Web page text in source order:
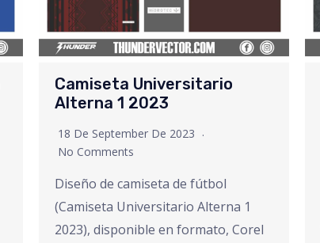
Camiseta Universitario
Alterna 1 2023
18 De September De 2023
No Comments
Diseño de camiseta de fútbol
(Camiseta Universitario Alterna 1
2023), disponible en formato, Corel